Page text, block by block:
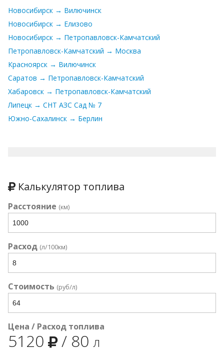
Новосибирск → Вилючинск
Новосибирск → Елизово
Новосибирск → Петропавловск-Камчатский
Петропавловск-Камчатский → Москва
Красноярск → Вилючинск
Саратов → Петропавловск-Камчатский
Хабаровск → Петропавловск-Камчатский
Липецк → СНТ АЗС Сад № 7
Южно-Сахалинск → Берлин
Калькулятор топлива
Расстояние (км)
Расход (л/100км)
Стоимость (руб/л)
Цена / Расход топлива
5120 / 80 л